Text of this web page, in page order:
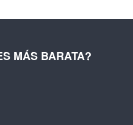
MÁS BARATA?